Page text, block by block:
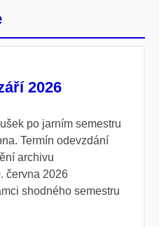
2026
po jarním semestru
Termín odevzdání
archivu
června 2026
shodného semestru